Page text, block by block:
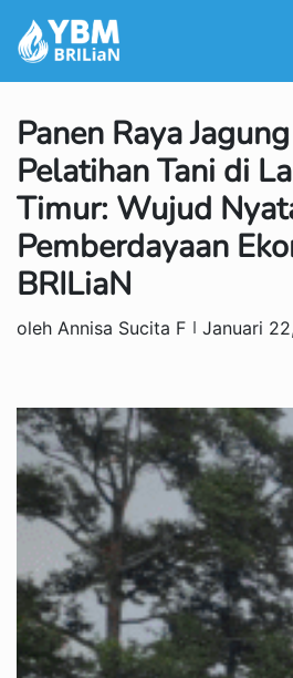
Panen Raya
Pelatihan Tani di
Timur: Wujud
Pemberdayaan
BRILiaN
oleh Annisa Sucita F Januari